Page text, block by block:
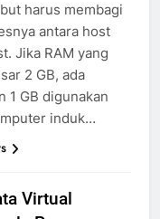
harus membagi
antara host
Jika RAM yang
2 GB, ada
1 GB digunakan
induk…
Virtual